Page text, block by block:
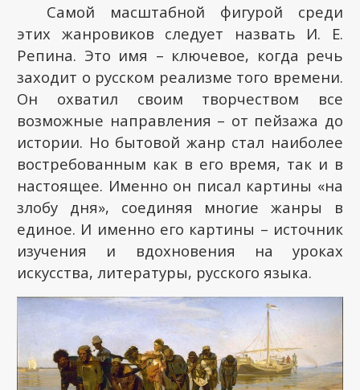
Самой масштабной фигурой среди
этих жанровиков следует назвать И. Е.
Репина. Это имя – ключевое, когда речь
заходит о русском реализме того времени.
Он охватил своим творчеством все
возможные направления – от пейзажа до
истории. Но бытовой жанр стал наиболее
востребованным как в его время, так и в
настоящее. Именно он писал картины «на
злобу дня», соединяя многие жанры в
единое. И именно его картины – источник
изучения и вдохновения на уроках
искусства, литературы, русского языка.